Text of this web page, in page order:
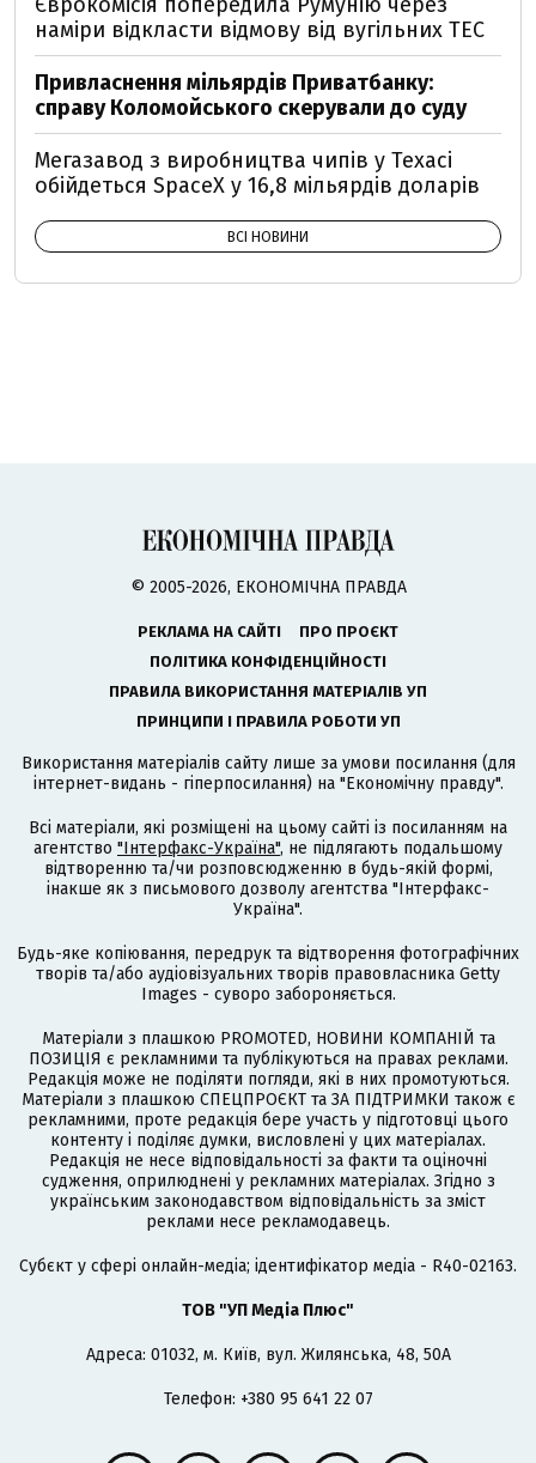
наміри відкласти відмову від вугільних ТЕС
Привласнення мільярдів Приватбанку:
справу Коломойського скерували до суду
Мегазавод з виробництва чипів у Техасі
обійдеться SpaceX у 16,8 мільярдів доларів
ВСІ НОВИНИ
© 2005-2026, ЕКОНОМІЧНА ПРАВДА
РЕКЛАМА НА САЙТІ
ПРО ПРОЄКТ
ПОЛІТИКА КОНФІДЕНЦІЙНОСТІ
ПРАВИЛА ВИКОРИСТАННЯ МАТЕРІАЛІВ УП
ПРИНЦИПИ І ПРАВИЛА РОБОТИ УП
Використання матеріалів сайту лише за умови посилання (для
інтернет-видань - гіперпосилання) на "Економічну правду".
Всі матеріали, які розміщені на цьому сайті із посиланням на
агентство "Інтерфакс-Україна", не підлягають подальшому
відтворенню та/чи розповсюдженню в будь-якій формі,
інакше як з письмового дозволу агентства "Інтерфакс-
Україна".
Будь-яке копіювання, передрук та відтворення фотографічних
творів та/або аудіовізуальних творів правовласника Getty
Images - суворо забороняється.
Матеріали з плашкою PROMOTED, НОВИНИ КОМПАНІЙ та
ПОЗИЦІЯ є рекламними та публікуються на правах реклами.
Редакція може не поділяти погляди, які в них промотуються.
Матеріали з плашкою СПЕЦПРОЄКТ та ЗА ПІДТРИМКИ також є
рекламними, проте редакція бере участь у підготовці цього
контенту і поділяє думки, висловлені у цих матеріалах.
Редакція не несе відповідальності за факти та оціночні
судження, оприлюднені у рекламних матеріалах. Згідно з
українським законодавством відповідальність за зміст
реклами несе рекламодавець.
Cубєкт у сфері онлайн-медіа; ідентифікатор медіа - R40-02163.
ТОВ "УП Медіа Плюс"
Адреса: 01032, м. Київ, вул. Жилянська, 48, 50А
Телефон: +380 95 641 22 07